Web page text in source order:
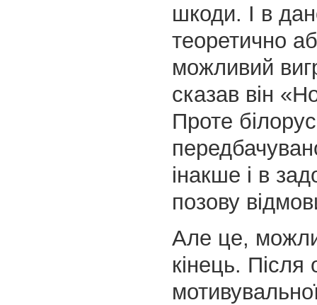
шкоди. І в
теоретично
можливий
сказав він
Проте
інакше і в
позову
Але це,
кінець.